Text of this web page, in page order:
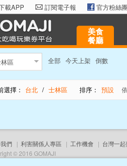
載APP 訂閱電子報 官方粉絲團
美食
餐廳
區 全部 今天上架 倒數
選擇： 台北 / 士林區 排序： 預設
們 | 利害關係人專區 | 工作機會 | 台灣一
© 2016 GOMAJI